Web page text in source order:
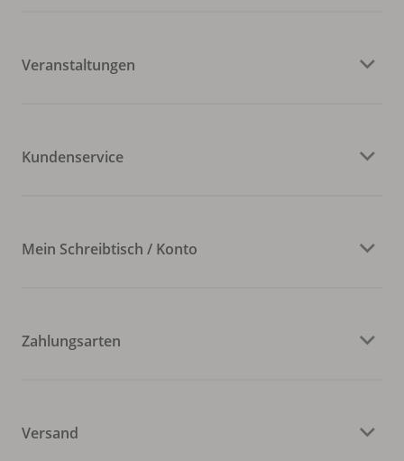
Veranstaltungen
Kundenservice
Mein Schreibtisch / Konto
Zahlungsarten
Versand